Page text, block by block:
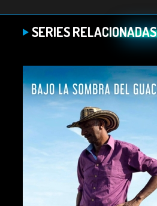
SERIES RELACIONADAS